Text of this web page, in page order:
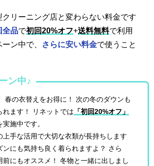
リーニング店と変わらない料金です
全品で初回20%オフ+送料無料で利用
ン中で、
さらに安い料金で使うこと
ン中♪
春の衣替えをお得に！ 次の冬のダウンも
れます！ リネットでは 「初回20%オフ」
実施中です。
上手な活用で大切な衣類が長持ちします
ンにも気持ち良く着られますよ？ さら
前にもオススメ！ 冬物と一緒に出しまし